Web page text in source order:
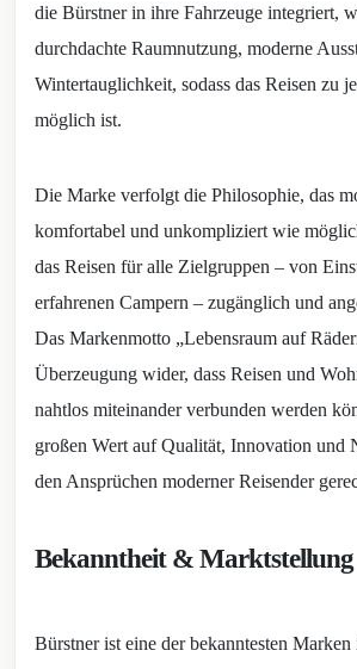
die Bürstner in ihre Fahrzeuge integriert,
durchdachte Raumnutzung, moderne
Wintertauglichkeit, sodass das Reisen zu
möglich ist.
Die Marke verfolgt die Philosophie, das
komfortabel und unkompliziert wie
das Reisen für alle Zielgruppen – von
erfahrenen Campern – zugänglich und
Das Markenmotto „Lebensraum auf
Überzeugung wider, dass Reisen und
nahtlos miteinander verbunden werden
großen Wert auf Qualität, Innovation und
den Ansprüchen moderner Reisender
Bekanntheit & Marktstellung
Bürstner ist eine der bekanntesten